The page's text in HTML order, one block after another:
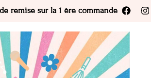
remise sur la 1 ère commande